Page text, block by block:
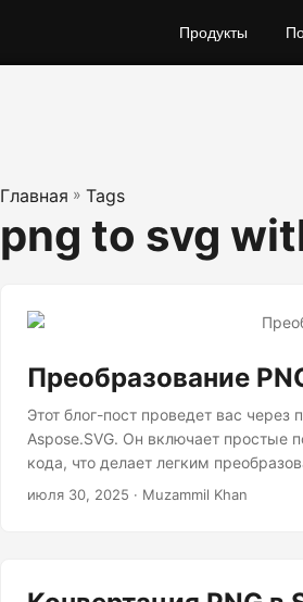
Продукты
Главная » Tags
png to svg
Преобразование
Этот блог-пост проведет вас через
Aspose.SVG. Он включает простые
кода, что делает легким
июля 30, 2025 · Muzammil Khan